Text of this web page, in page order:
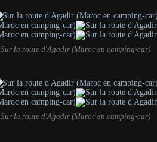
Sur la route d'Agadir (Maroc en camping-car)
Sur la route d'Agadir (Maroc en camping-car)